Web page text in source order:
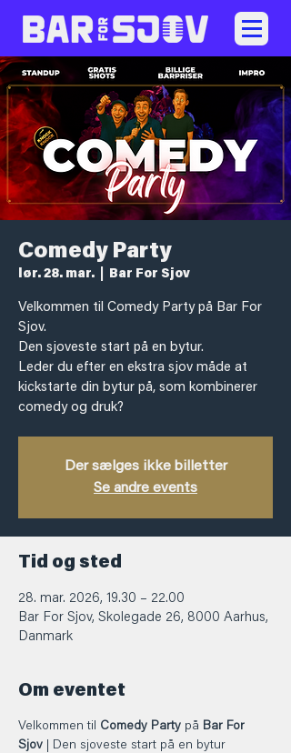
Comedy Party
lør. 28. mar. Bar For Sjov
Velkommen til Comedy Party på Bar For
Sjov.
Den sjoveste start på en bytur.
Leder du efter en ekstra sjov måde at
kickstarte din bytur på, som kombinerer
comedy og druk?
Der sælges ikke billetter
Se andre events
Tid og sted
28. mar. 2026, 19.30 – 22.00
Bar For Sjov, Skolegade 26, 8000 Aarhus,
Danmark
Om eventet
Velkommen til Comedy Party på Bar For
Sjov | Den sjoveste start på en bytur